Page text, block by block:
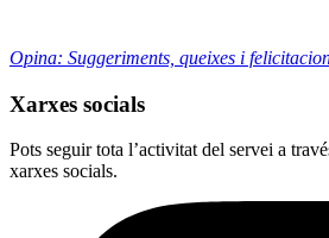
Opina: Suggeriments, queixes i
Xarxes socials
Pots seguir tota l’activitat del servei a
xarxes socials.